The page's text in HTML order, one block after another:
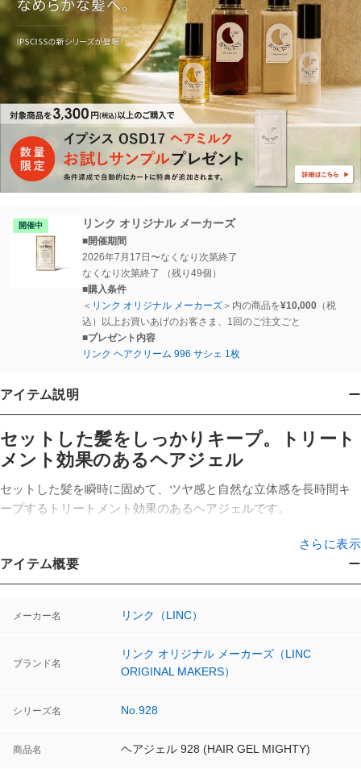
開催中 リンク オリジナル メーカーズ
■開催期間
2026年7月17日〜なくなり次第終了
なくなり次第終了
（残り49個）
■購入条件
＜ リンク オリジナル メーカーズ ＞ 内の商品を¥10,000 （税
込）以上お買いあげのお客さま、1回のご注文ごと
■プレゼント内容
リンク ヘアクリーム 996 サシェ 1枚
アイテム説明
セットした髪をしっかりキープ。トリート
メント効果のあるヘアジェル
セットした髪を瞬時に固めて、ツヤ感と自然な立体感を長時間キ
ープするトリートメント効果のあるヘアジェルです。
しっかりと固めるだけでなく、髪をケアする保湿成分※1が髪にハ
リ・コシを与えると共に、頭皮環境を健やかに保ちます。 髪が濡
れた状態で使用するれば、より艶やかな仕上がりにもなります。
ウッド系がお好きな方におすすめです。
さらに表示
アイテム概要
メーカー名 リンク（LINC）
ブランド名
リンク オリジナル メーカーズ（LINC
ORIGINAL MAKERS）
シリーズ名 No.928
商品名 ヘアジェル 928 (HAIR GEL MIGHTY)